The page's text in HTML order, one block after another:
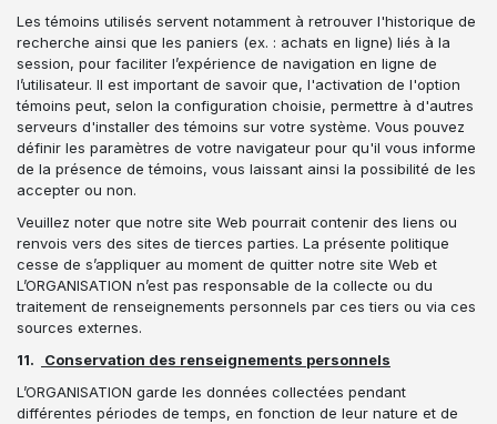
Les témoins utilisés servent notamment à retrouver l'historique de
recherche ainsi que les paniers (ex. : achats en ligne) liés à la
session, pour faciliter l’expérience de navigation en ligne de
l’utilisateur. Il est important de savoir que, l'activation de l'option
témoins peut, selon la configuration choisie, permettre à d'autres
serveurs d'installer des témoins sur votre système. Vous pouvez
définir les paramètres de votre navigateur pour qu'il vous informe
de la présence de témoins, vous laissant ainsi la possibilité de les
accepter ou non.
Veuillez noter que notre site Web pourrait contenir des liens ou
renvois vers des sites de tierces parties. La présente politique
cesse de s’appliquer au moment de quitter notre site Web et
L’ORGANISATION n’est pas responsable de la collecte ou du
traitement de renseignements personnels par ces tiers ou via ces
sources externes.
11.
Conservation des renseignements personnels
L’ORGANISATION garde les données collectées pendant
différentes périodes de temps, en fonction de leur nature et de